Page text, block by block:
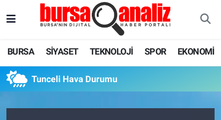
BURSA SİYASET TEKNOLOJİ SPOR EKONOMİ
Tunceli Hava Durumu